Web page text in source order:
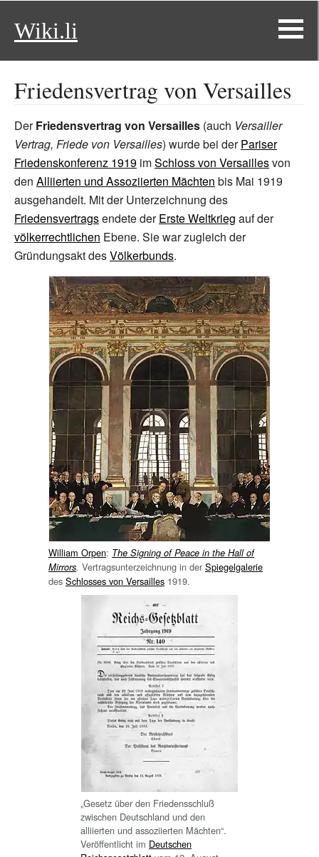
Wiki.li
Friedensvertrag von Versailles
DerFriedensvertrag von Versailles (auch Versailler
Vertrag, Friede von Versailles) wurde bei derPariser
Friedenskonferenz 1919 imSchloss von Versaillesvon
den Alliierten und Assoziierten Mächten bis Mai 1919
ausgehandelt. Mit der Unterzeichnung des
Friedensvertragsendete derErste Weltkrieg auf der
völkerrechtlichen Ebene. Sie war zugleich der
Gründungsakt desVölkerbunds.
William Orpen: The Signing of Peace in the Hall of
Mirrors. Vertragsunterzeichnung in der Spiegelgalerie
des Schlosses von Versailles 1919.
„Gesetz über den Friedensschluß
zwischen Deutschland und den
alliierten und assoziierten Mächten“.
Veröffentlicht im Deutschen